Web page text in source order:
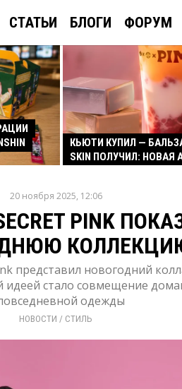
СТАТЬИ БЛОГИ ФОРУМ
КЬЮТИ КУПИЛ —
SKIN ПОЛУЧИЛ: НОВАЯ
20 ноября 2025, 12:06
PINK
представил новогодний
идеей стало совмещение
одежды
НОВОСТИ / СТИЛЬ